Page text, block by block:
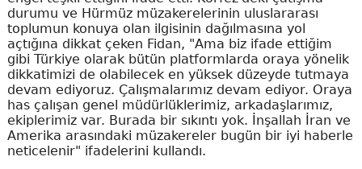
durumu ve Hürmüz müzakerelerinin uluslararası
toplumun konuya olan ilgisinin dağılmasına yol
açtığına dikkat çeken Fidan, "Ama biz ifade ettiğim
gibi Türkiye olarak bütün platformlarda oraya yönelik
dikkatimizi de olabilecek en yüksek düzeyde tutmaya
devam ediyoruz. Çalışmalarımız devam ediyor. Oraya
has çalışan genel müdürlüklerimiz, arkadaşlarımız,
ekiplerimiz var. Burada bir sıkıntı yok. İnşallah İran ve
Amerika arasındaki müzakereler bugün bir iyi haberle
neticelenir" ifadelerini kullandı.